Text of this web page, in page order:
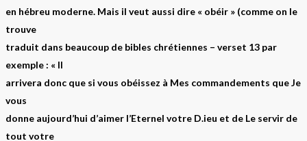
en hébreu moderne. Mais il veut aussi dire « obéir » (comme on le
trouve
traduit dans beaucoup de bibles chrétiennes – verset 13 par
exemple : « Il
arrivera donc que si vous obéissez à Mes commandements que Je
vous
donne aujourd’hui d’aimer l’Eternel votre D.ieu et de Le servir de
tout votre